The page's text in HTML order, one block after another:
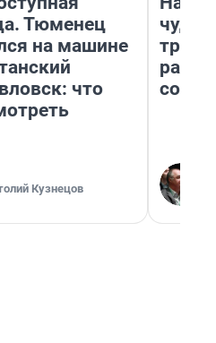
Тюменец
на машине
что
Кузнецов